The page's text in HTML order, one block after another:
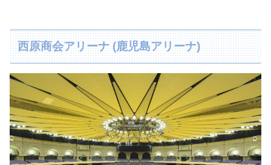
西原商会アリーナ (鹿児島アリーナ)